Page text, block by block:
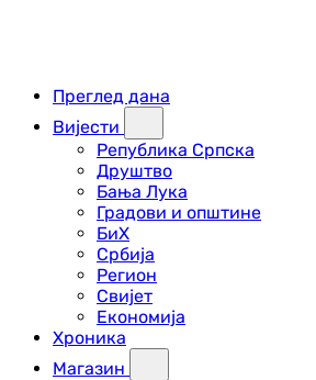
Преглед дана
Вијести
Република Српска
Друштво
Бања Лука
Градови и општине
БиХ
Србија
Регион
Свијет
Економија
Хроника
Магазин